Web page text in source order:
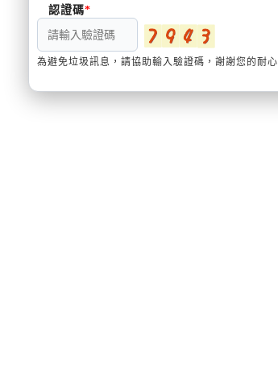
認證碼
為避免垃圾訊息，請協助輸入驗證碼，謝謝您的耐心